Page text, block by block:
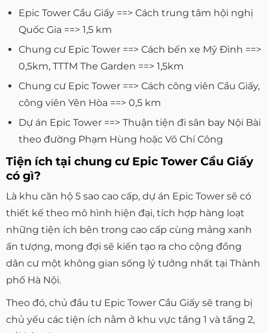
Epic Tower Cầu Giấy ==> Cách trung tâm hội nghị
Quốc Gia ==> 1,5 km
Chung cư Epic Tower ==> Cách bến xe Mỹ Đình ==>
0,5km, TTTM The Garden ==> 1,5km
Chung cư Epic Tower ==> Cách công viên Cầu Giấy,
công viên Yên Hòa ==> 0,5 km
Dự án Epic Tower ==> Thuận tiện đi sân bay Nội Bài
theo đường Phạm Hùng hoặc Võ Chí Công
Tiện ích tại chung cư Epic Tower Cầu Giấy
có gì?
Là khu căn hộ 5 sao cao cấp, dự án Epic Tower sẽ có
thiết kế theo mô hình hiện đại, tích hợp hàng loạt
những tiện ích bên trong cao cấp cùng mảng xanh
ấn tượng, mong đợi sẽ kiến tạo ra cho cộng đồng
dân cư một không gian sống lý tưởng nhất tại Thành
phố Hà Nội.
Theo đó, chủ đầu tư Epic Tower Cầu Giấy sẽ trang bị
chủ yếu các tiện ích nằm ở khu vực tầng 1 và tầng 2,